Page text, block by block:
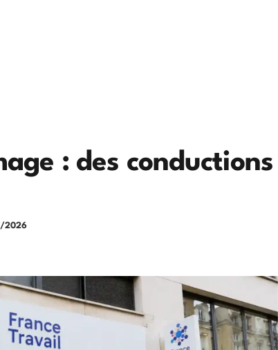
: des conductions
2026